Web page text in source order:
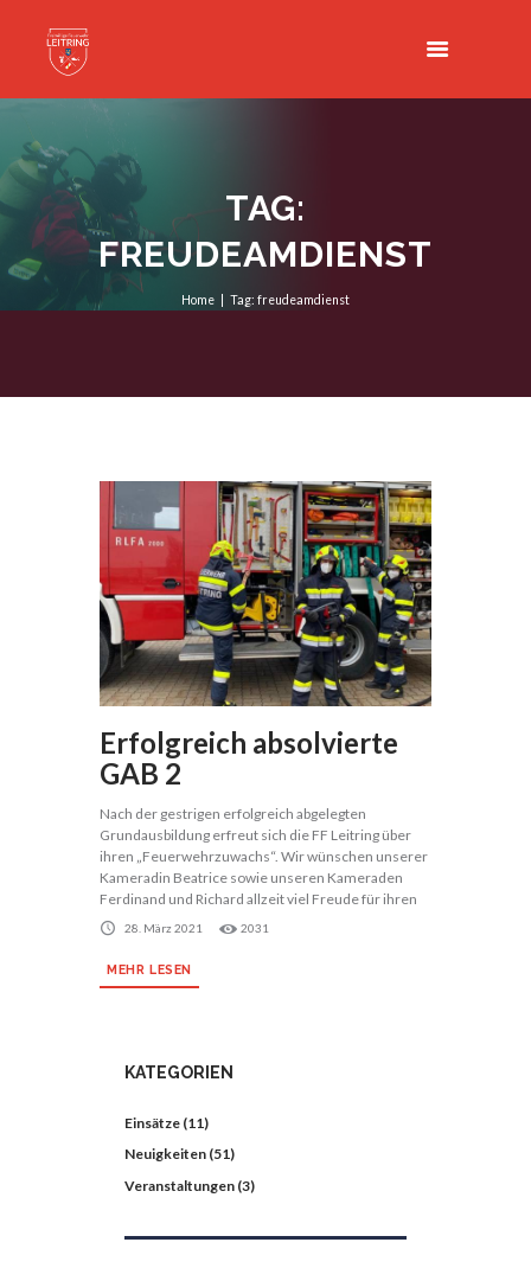
TAG:
FREUDEAMDIENST
Home Tag: freudeamdienst
Erfolgreich absolvierte
GAB 2
Nach der gestrigen erfolgreich abgelegten
Grundausbildung erfreut sich die FF Leitring über
ihren „Feuerwehrzuwachs“. Wir wünschen unserer
Kameradin Beatrice sowie unseren Kameraden
Ferdinand und Richard allzeit viel Freude für ihren
28. März 2021 2031
MEHR LESEN
KATEGORIEN
Einsätze (11)
Neuigkeiten (51)
Veranstaltungen (3)